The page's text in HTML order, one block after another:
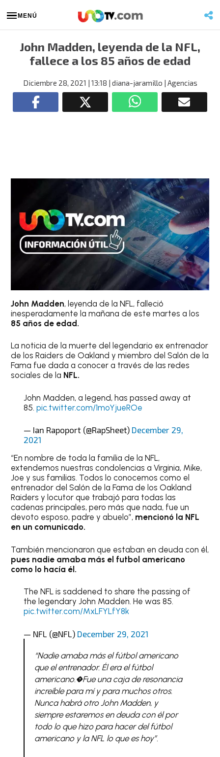
MENÚ
John Madden, leyenda de la NFL,
fallece a los 85 años de edad
Diciembre 28, 2021 | 13:18 | diana-jaramillo | Agencias
John Madden, leyenda de la NFL, falleció
inesperadamente la mañana de este martes a los
85 años de edad.
La noticia de la muerte del legendario ex entrenador
de los Raiders de Oakland y miembro del Salón de la
Fama fue dada a conocer a través de las redes
sociales de la NFL.
John Madden, a legend, has passed away at
85. pic.twitter.com/1moYjueROe
— Ian Rapoport (@RapSheet) December 29,
2021
“En nombre de toda la familia de la NFL,
extendemos nuestras condolencias a Virginia, Mike,
Joe y sus familias. Todos lo conocemos como el
entrenador del Salón de la Fama de los Oakland
Raiders y locutor que trabajó para todas las
cadenas principales, pero más que nada, fue un
devoto esposo, padre y abuelo”, mencionó la NFL
en un comunicado.
También mencionaron que estaban en deuda con él,
pues nadie amaba más el futbol americano
como lo hacía él.
The NFL is saddened to share the passing of
the legendary John Madden. He was 85.
pic.twitter.com/MxLFYLfY8k
— NFL (@NFL) December 29, 2021
“Nadie amaba más el fútbol americano
que el entrenador. Él era el fútbol
americano.�Fue una caja de resonancia
increíble para mí y para muchos otros.
Nunca habrá otro John Madden, y
siempre estaremos en deuda con él por
todo lo que hizo para hacer del fútbol
americano y la NFL lo que es hoy”.